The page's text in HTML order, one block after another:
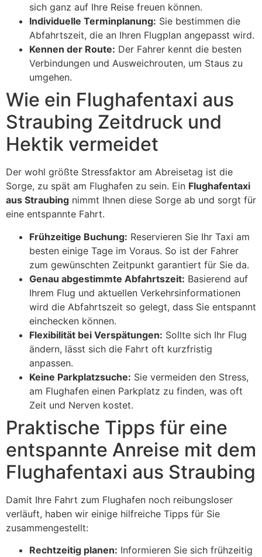
sich ganz auf Ihre Reise freuen können.
Individuelle Terminplanung: Sie bestimmen die
Abfahrtszeit, die an Ihren Flugplan angepasst wird.
Kennen der Route: Der Fahrer kennt die besten
Verbindungen und Ausweichrouten, um Staus zu
umgehen.
Wie ein Flughafentaxi aus
Straubing Zeitdruck und
Hektik vermeidet
Der wohl größte Stressfaktor am Abreisetag ist die
Sorge, zu spät am Flughafen zu sein. Ein Flughafentaxi
aus Straubing nimmt Ihnen diese Sorge ab und sorgt für
eine entspannte Fahrt.
Frühzeitige Buchung: Reservieren Sie Ihr Taxi am
besten einige Tage im Voraus. So ist der Fahrer
zum gewünschten Zeitpunkt garantiert für Sie da.
Genau abgestimmte Abfahrtszeit: Basierend auf
Ihrem Flug und aktuellen Verkehrsinformationen
wird die Abfahrtszeit so gelegt, dass Sie entspannt
einchecken können.
Flexibilität bei Verspätungen: Sollte sich Ihr Flug
ändern, lässt sich die Fahrt oft kurzfristig
anpassen.
Keine Parkplatzsuche: Sie vermeiden den Stress,
am Flughafen einen Parkplatz zu finden, was oft
Zeit und Nerven kostet.
Praktische Tipps für eine
entspannte Anreise mit dem
Flughafentaxi aus Straubing
Damit Ihre Fahrt zum Flughafen noch reibungsloser
verläuft, haben wir einige hilfreiche Tipps für Sie
zusammengestellt:
Rechtzeitig planen: Informieren Sie sich frühzeitig